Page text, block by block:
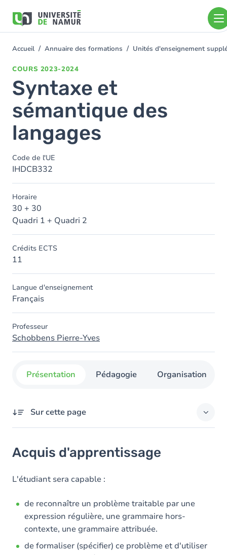
contenu
You
Accueil Annuaire des formations Unités d'enseignement
COURS 2023-2024
Syntaxe et
sémantique des
langages
Code de l'UE
IHDCB332
Horaire
30 + 30
Quadri 1 + Quadri 2
Crédits ECTS
11
Langue d'enseignement
Français
Professeur
Schobbens Pierre-Yves
Présentation Pédagogie Organisation
Sur cette page
Objectifs
Contenu
Table des matières
Exercices
Acquis d'apprentissage
L'étudiant sera capable :
de reconnaître un problème traitable par une
expression régulière, une grammaire hors-
contexte, une grammaire attribuée.
de formaliser (spécifier) ce problème et d'utiliser